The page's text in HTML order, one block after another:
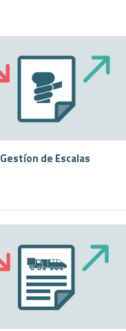
Gestíon de Escalas